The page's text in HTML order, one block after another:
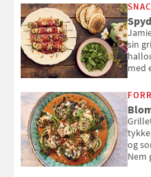
sin
med
og
Nem